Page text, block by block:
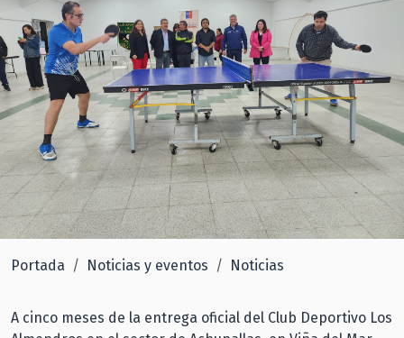
Portada Noticias y eventos Noticias
A cinco meses de la entrega oficial del Club Deportivo Los